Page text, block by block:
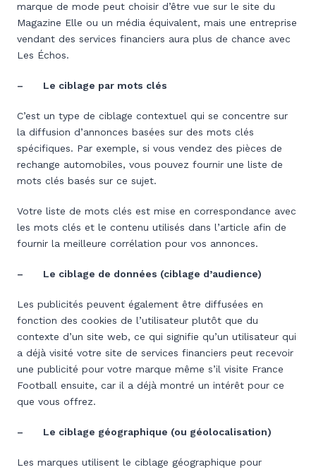
marque de mode peut choisir d’être vue sur le site du
Magazine Elle ou un média équivalent, mais une entreprise
vendant des services financiers aura plus de chance avec
Les Échos.
– Le ciblage par mots clés
C’est un type de ciblage contextuel qui se concentre sur
la diffusion d’annonces basées sur des mots clés
spécifiques. Par exemple, si vous vendez des pièces de
rechange automobiles, vous pouvez fournir une liste de
mots clés basés sur ce sujet.
Votre liste de mots clés est mise en correspondance avec
les mots clés et le contenu utilisés dans l’article afin de
fournir la meilleure corrélation pour vos annonces.
– Le ciblage de données (ciblage d’audience)
Les publicités peuvent également être diffusées en
fonction des cookies de l’utilisateur plutôt que du
contexte d’un site web, ce qui signifie qu’un utilisateur qui
a déjà visité votre site de services financiers peut recevoir
une publicité pour votre marque même s’il visite France
Football ensuite, car il a déjà montré un intérêt pour ce
que vous offrez.
– Le ciblage géographique (ou géolocalisation)
Les marques utilisent le ciblage géographique pour